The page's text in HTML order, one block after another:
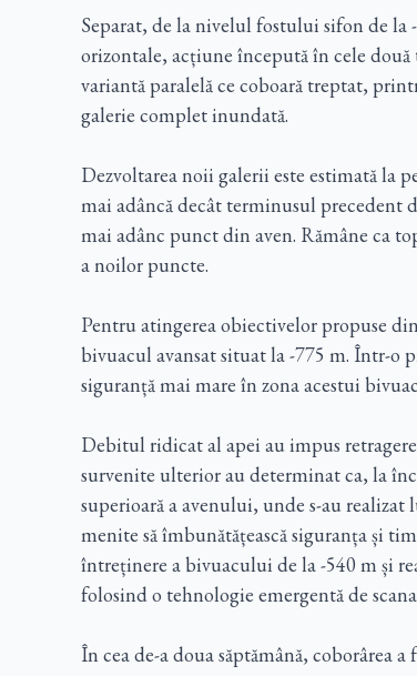
Separat, de la nivelul fostului sifon de la
orizontale, acțiune începută în cele două
variantă paralelă ce coboară treptat,
galerie complet inundată.
Dezvoltarea noii galerii este estimată la
mai adâncă decât terminusul precedent
mai adânc punct din aven. Rămâne ca
a noilor puncte.
Pentru atingerea obiectivelor propuse
bivuacul avansat situat la -775 m. Într-o
siguranță mai mare în zona acestui
Debitul ridicat al apei au impus
survenite ulterior au determinat ca, la
superioară a avenului, unde s-au realizat
menite să îmbunătățească siguranța și
întreținere a bivuacului de la -540 m și
folosind o tehnologie emergentă de
În cea de-a doua săptămână, coborârea